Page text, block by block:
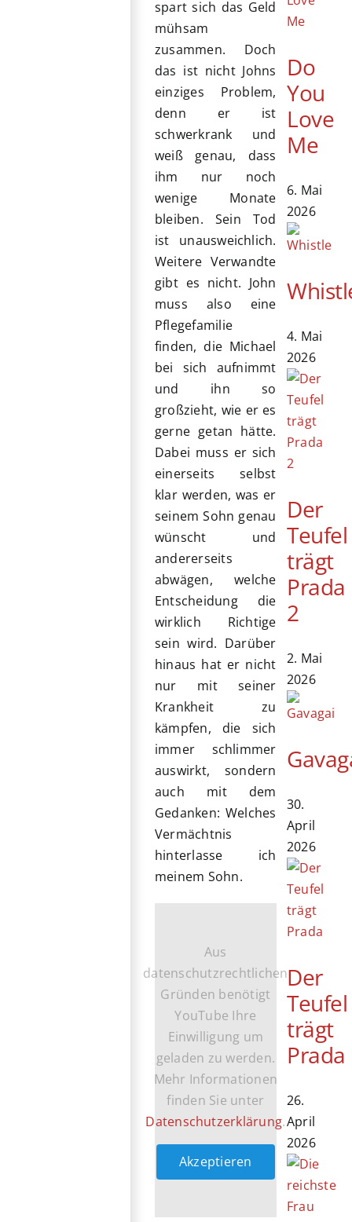
spart sich das Geld
mühsam
zusammen. Doch
das ist nicht Johns
einziges Problem,
denn er ist
schwerkrank und
weiß genau, dass
ihm nur noch
wenige Monate
bleiben. Sein Tod
ist unausweichlich.
Weitere Verwandte
gibt es nicht. John
muss also eine
Pflegefamilie
finden, die Michael
bei sich aufnimmt
und ihn so
großzieht, wie er es
gerne getan hätte.
Dabei muss er sich
einerseits selbst
klar werden, was er
seinem Sohn genau
wünscht und
andererseits
abwägen, welche
Entscheidung die
wirklich Richtige
sein wird. Darüber
hinaus hat er nicht
nur mit seiner
Krankheit zu
kämpfen, die sich
immer schlimmer
auswirkt, sondern
auch mit dem
Gedanken: Welches
Vermächtnis
hinterlasse ich
meinem Sohn.
Aus
datenschutzrechtlichen
Gründen benötigt
YouTube Ihre
Einwilligung um
geladen zu werden.
Mehr Informationen
finden Sie unter
Datenschutzerklärung.
Akzeptieren
Do
You
Love
Me
6. Mai
2026
4. Mai
2026
Der
Teufel
trägt
Prada
2
2. Mai
2026
30.
April
2026
Der
Teufel
trägt
Prada
26.
April
2026